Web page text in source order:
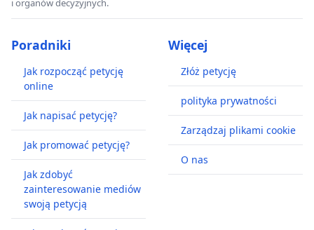
i organów decyzyjnych.
Poradniki
Jak rozpocząć petycję
online
Jak napisać petycję?
Jak promować petycję?
Jak zdobyć
zainteresowanie mediów
swoją petycją
Więcej
Złóż petycję
polityka prywatności
Zarządzaj plikami cookie
O nas